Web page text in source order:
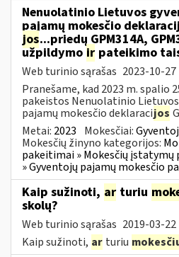
Nenuolatinio Lietuvos
pajamų mokesčio
jos...priedų GPM314A,
užpildymo ir pateikimo
Web turinio sąrašas 2023-10-27
Pranešame, kad 2023 m. spalio
pakeistos Nenuolatinio
pajamų mokesčio deklaracijos
Metai: 2023 Mokesčiai:
Mokesčių žinyno kategorijos:
pakeitimai » Mokesčių
» Gyventojų pajamų mokesčio
Kaip sužinoti, ar turiu
skolų?
Web turinio sąrašas 2019-03-22
Kaip sužinoti, ar turiu